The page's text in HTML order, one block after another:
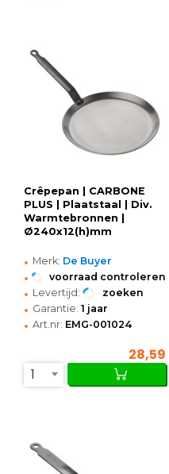
Crêpepan | CARBONE
PLUS | Plaatstaal | Div.
Warmtebronnen |
Ø240x12(h)mm
• Merk: De Buyer
• voorraad controleren
• Levertijd: zoeken
• Garantie: 1 jaar
• Art.nr: EMG-001024
28,59
1